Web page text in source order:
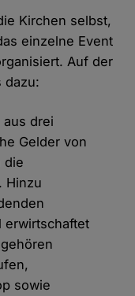
Kirchen selbst,
einzelne Event
Auf der
dazu:
drei
Gelder von
die
Hinzu
erwirtschaftet
sowie